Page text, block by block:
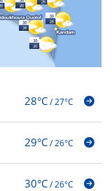
28°C/27°C
29°C/26°C
30°C/26°C